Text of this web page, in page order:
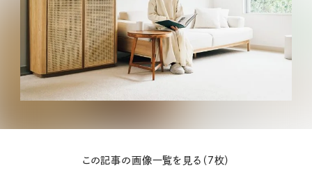
この記事の画像一覧を見る（7枚）